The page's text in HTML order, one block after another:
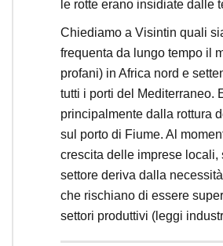
le rotte erano insidiate dalle
Chiediamo a Visintin quali
frequenta da lungo tempo il
profani) in Africa nord e
tutti i porti del Mediterraneo.
principalmente dalla rottura
sul porto di Fiume. Al
crescita delle imprese locali,
settore deriva dalla
che rischiano di essere
settori produttivi (leggi